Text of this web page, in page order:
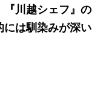
『川越シェフ』の
には馴染みが深い